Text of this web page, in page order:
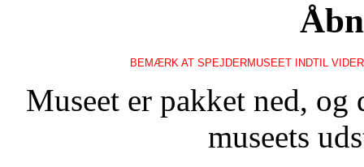
BEMÆRK AT SPEJDERMUSEET INDTIL
Museet er pakket ned,
museets